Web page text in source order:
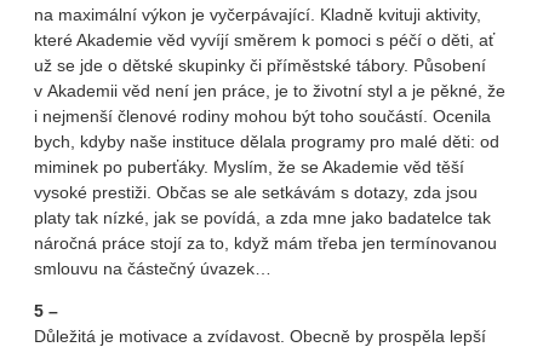
na maximální výkon je vyčerpávající. Kladně kvituji aktivity,
které Akademie věd vyvíjí směrem k pomoci s péčí o děti, ať
už se jde o dětské skupinky či příměstské tábory. Působení
v Akademii věd není jen práce, je to životní styl a je pěkné, že
i nejmenší členové rodiny mohou být toho součástí. Ocenila
bych, kdyby naše instituce dělala programy pro malé děti: od
miminek po puberťáky. Myslím, že se Akademie věd těší
vysoké prestiži. Občas se ale setkávám s dotazy, zda jsou
platy tak nízké, jak se povídá, a zda mne jako badatelce tak
náročná práce stojí za to, když mám třeba jen termínovanou
smlouvu na částečný úvazek…
5 –
Důležitá je motivace a zvídavost. Obecně by prospěla lepší